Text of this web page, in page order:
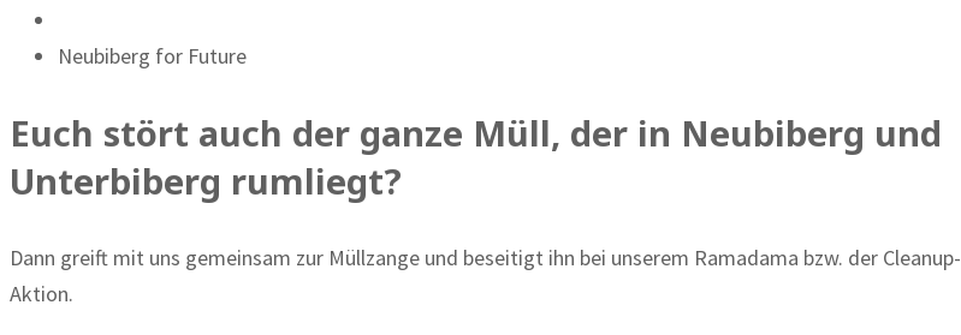
Neubiberg for Future
Euch stört auch der ganze Müll, der in Neubiberg und
Unterbiberg rumliegt?
Dann greift mit uns gemeinsam zur Müllzange und beseitigt ihn bei unserem Ramadama bzw. der Cleanup-
Aktion.